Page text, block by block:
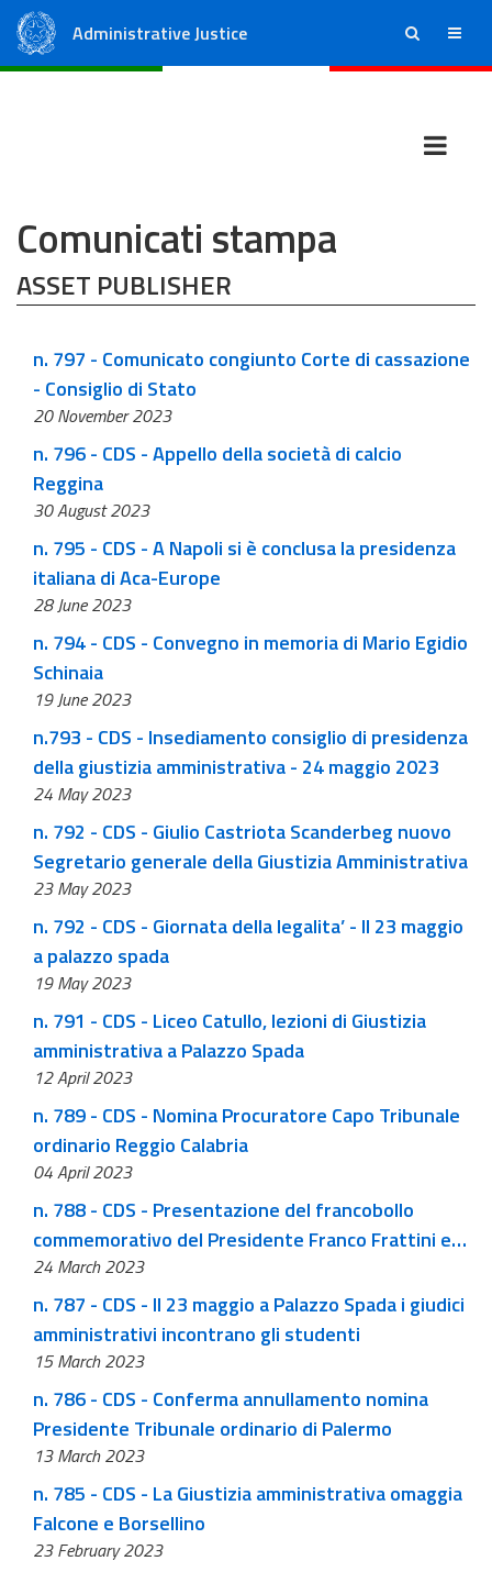
Administrative Justice ricerca menu
Comunicati stampa
ASSET PUBLISHER
n. 797 - Comunicato congiunto Corte di cassazione
- Consiglio di Stato
20 November 2023
n. 796 - CDS - Appello della società di calcio
Reggina
30 August 2023
n. 795 - CDS - A Napoli si è conclusa la presidenza
italiana di Aca-Europe
28 June 2023
n. 794 - CDS - Convegno in memoria di Mario Egidio
Schinaia
19 June 2023
n.793 - CDS - Insediamento consiglio di presidenza
della giustizia amministrativa - 24 maggio 2023
24 May 2023
n. 792 - CDS - Giulio Castriota Scanderbeg nuovo
Segretario generale della Giustizia Amministrativa
23 May 2023
n. 792 - CDS - Giornata della legalita’ - Il 23 maggio
a palazzo spada
19 May 2023
n. 791 - CDS - Liceo Catullo, lezioni di Giustizia
amministrativa a Palazzo Spada
12 April 2023
n. 789 - CDS - Nomina Procuratore Capo Tribunale
ordinario Reggio Calabria
04 April 2023
n. 788 - CDS - Presentazione del francobollo
commemorativo del Presidente Franco Frattini e
intitolazione dell'aula della IV sezione del CDS "Aula
Franco Frattini"
24 March 2023
n. 787 - CDS - Il 23 maggio a Palazzo Spada i giudici
amministrativi incontrano gli studenti
15 March 2023
n. 786 - CDS - Conferma annullamento nomina
Presidente Tribunale ordinario di Palermo
13 March 2023
n. 785 - CDS - La Giustizia amministrativa omaggia
Falcone e Borsellino
23 February 2023